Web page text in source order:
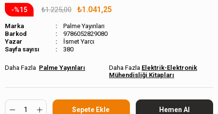
15 ₺1.225,00 ₺1.041,25
Marka
Palme Yayınları
Barkod
9786052829080
İsmet Yarcı
Sayfa sayısı
380
Palme Yayınları
Elektrik-Elektronik
Mühendisliği Kitapları